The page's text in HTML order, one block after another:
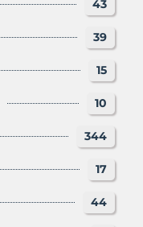
43
39
15
10
344
17
44